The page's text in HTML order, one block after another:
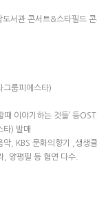
서관 콘서트&스타필드
그룹피에스타)
할때 이야기하는 것들’ 등
) 발매
, KBS 문화의향기 ,생생
양평필 등 협연 다수.